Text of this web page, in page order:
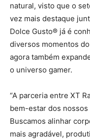
natural, visto que o
vez mais destaque
Dolce Gusto® já é
diversos momentos
agora também
o universo gamer.
“A parceria entre XT
bem-estar dos
Buscamos alinhar
mais agradável,